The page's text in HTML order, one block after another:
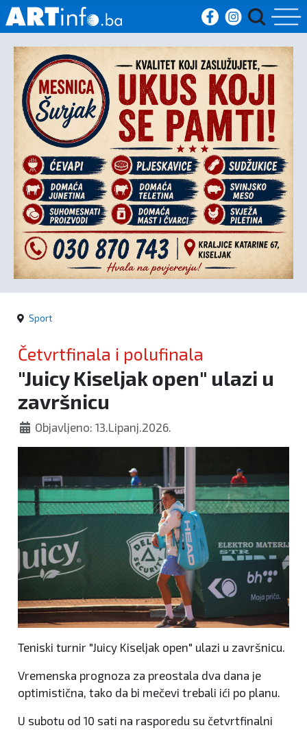
Početna
Vijesti
Sport
Kultura
Crna
kronika
Politika
Sport
Četvrtfinala i polufinala
"Juicy Kiseljak open" ulazi u
završnicu
Objavljeno: 13.Lipanj.2026.
Teniski turnir "Juicy Kiseljak open" ulazi u završnicu.
Vremenska prognoza za preostala dva dana je
optimistična, tako da bi mečevi trebali ići po planu.
U subotu od 10 sati na rasporedu su četvrtfinalni